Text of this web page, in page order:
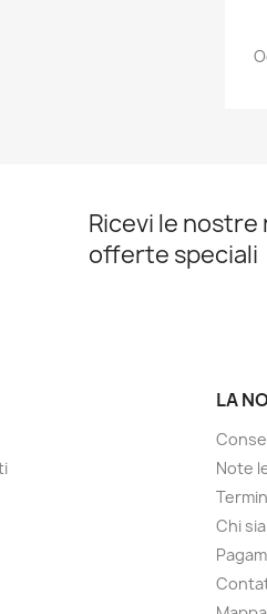
Ricevi le nostre
offerte speciali
LA
Note
Chi